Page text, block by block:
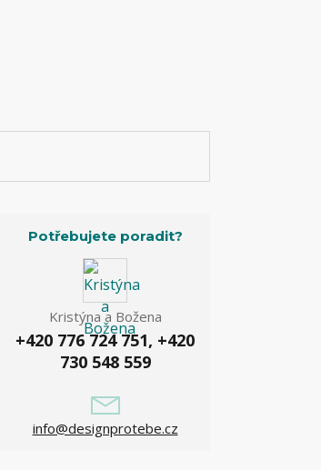
Potřebujete poradit?
Kristýna a Božena
+420 776 724 751, +420
730 548 559
info@designprotebe.cz